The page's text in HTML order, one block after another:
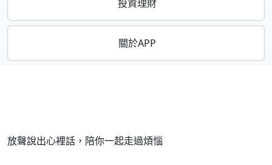
投資理財
關於APP
放聲說出心裡話，陪你一起走過煩惱